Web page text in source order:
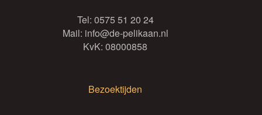
Tel: 0575 51 20 24
Mail: info@de-pelikaan.nl
KvK: 08000858
Bezoektijden